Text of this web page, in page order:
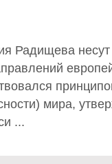
Радищева
мира,
...